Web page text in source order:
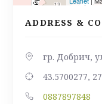
ADDRESS &
гр. Добрич,
43.5700277,
0887897848